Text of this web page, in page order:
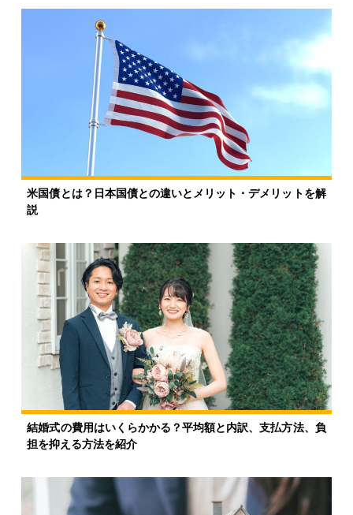
米国債とは？日本国債との違いとメリット・デメリットを解
説
結婚式の費用はいくらかかる？平均額と内訳、支払方法、負
担を抑える方法を紹介